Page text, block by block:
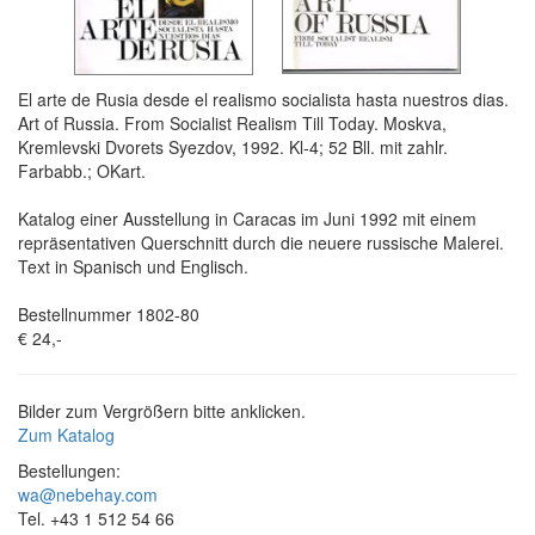
El arte de Rusia desde el realismo socialista hasta nuestros dias.
Art of Russia. From Socialist Realism Till Today. Moskva,
Kremlevski Dvorets Syezdov, 1992. Kl-4; 52 Bll. mit zahlr.
Farbabb.; OKart.
Katalog einer Ausstellung in Caracas im Juni 1992 mit einem
repräsentativen Querschnitt durch die neuere russische Malerei.
Text in Spanisch und Englisch.
Bestellnummer 1802-80
€ 24,-
Bilder zum Vergrößern bitte anklicken.
Zum Katalog
Bestellungen:
wa@nebehay.com
Tel. +43 1 512 54 66